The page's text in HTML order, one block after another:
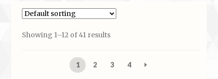
Showing 1–12 of 41 results
1 2 3 4